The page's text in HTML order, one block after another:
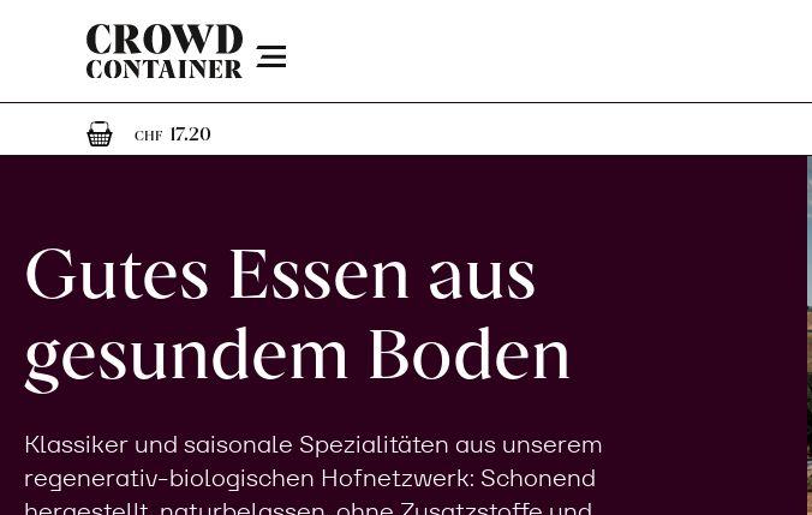
Menu
CHF 17.201 Artikel im Warenkorb
Gutes Essen aus
gesundem Boden
Klassiker und saisonale Spezialitäten aus unserem
regenerativ-biologischen Hofnetzwerk: Schonend